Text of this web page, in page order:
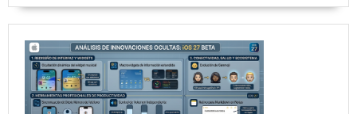
en
el
hardware
de